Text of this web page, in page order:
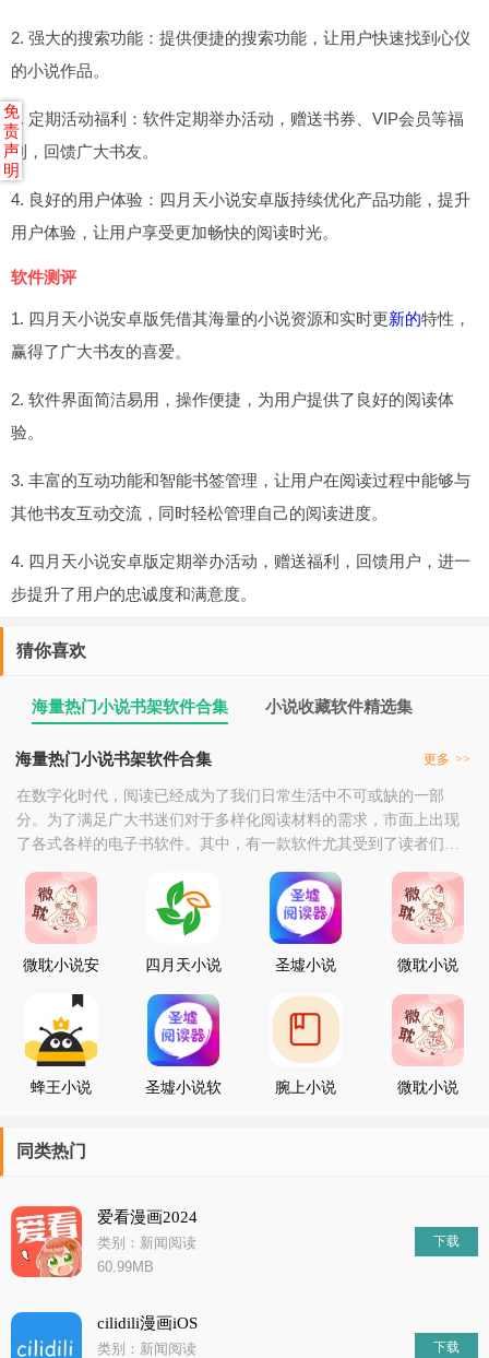
2. 强大的搜索功能：提供便捷的搜索功能，让用户快速找到心仪
的小说作品。
3. 定期活动福利：软件定期举办活动，赠送书券、VIP会员等福
利，回馈广大书友。
4. 良好的用户体验：四月天小说安卓版持续优化产品功能，提升
用户体验，让用户享受更加畅快的阅读时光。
软件测评
1. 四月天小说安卓版凭借其海量的小说资源和实时更新的特性，
赢得了广大书友的喜爱。
2. 软件界面简洁易用，操作便捷，为用户提供了良好的阅读体
验。
3. 丰富的互动功能和智能书签管理，让用户在阅读过程中能够与
其他书友互动交流，同时轻松管理自己的阅读进度。
4. 四月天小说安卓版定期举办活动，赠送福利，回馈用户，进一
步提升了用户的忠诚度和满意度。
猜你喜欢
海量热门小说书架软件合集 小说收藏软件精选集
海量热门小说书架软件合集 更多 >>
在数字化时代，阅读已经成为了我们日常生活中不可或缺的一部
分。为了满足广大书迷们对于多样化阅读材料的需求，市面上出现
了各式各样的电子书软件。其中，有一款软件尤其受到了读者们的
青睐，那就是专注于提供海量热门小说资源的书架应用程序。这款
软件以其丰富的图书资源库而闻名，它不仅包含了各种类型的小
说，如言情、玄幻、武侠、科幻、悬疑等，还涵盖了多种语言版
本，满足了不同用户的阅读偏好。用户可以通过这款软件，轻松地
微耽小说安
四月天小说
圣墟小说
微耽小说
版免费安装
最新版
蜂王小说
圣墟小说软
腕上小说 微耽小说
同类热门
爱看漫画2024
类别：新闻阅读
60.99MB
下载
cilidili漫画iOS
类别：新闻阅读
下载
免
责
声
明